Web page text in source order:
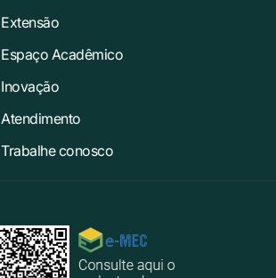
Extensão
Espaço Acadêmico
Inovação
Atendimento
Trabalhe conosco